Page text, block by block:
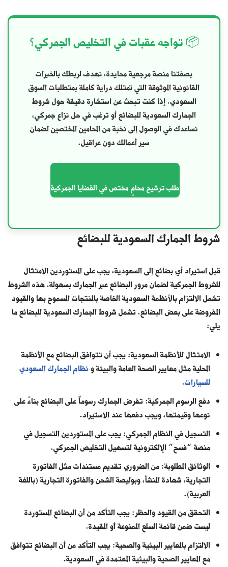
📦 تواجه عقبات في التخليص الجمركي؟
بصفتنا منصة مرجعية محايدة، نهدف لربطك بالخبرات
القانونية الموثوقة التي تمتلك دراية كاملة بمتطلبات السوق
السعودي. إذا كنت تبحث عن استشارة دقيقة حولشروط
الجمارك السعودية للبضائعأو ترغب في حل نزاع جمركي،
نساعدك في الوصول إلى نخبة من المحامين المختصين لضمان
سير أعمالك دون عراقيل.
طلب ترشيح محامٍ مختص في القضايا الجمركية
شروط الجمارك السعودية للبضائع
قبل استيراد أي بضائع إلى السعودية، يجب على المستوردين الامتثال
للشروط الجمركية لضمان مرور البضائع عبر الجمارك بسهولة. هذه الشروط
تشمل الالتزام بالأنظمة السعودية الخاصة بالمنتجات المسموح بها والقيود
المفروضة على بعض البضائع. تشمل شروط الجمارك السعودية للبضائع ما
يلي:
الامتثال للأنظمة السعودية: يجب أن تتوافق البضائع مع الأنظمة
المحلية مثل معايير الصحة العامة والبيئة ونظام الجمارك السعودي
للسيارات.
دفع الرسوم الجمركية: تفرض الجمارك رسوماً على البضائع بناءً على
نوعها وقيمتها، ويجب دفعها عند الاستيراد.
التسجيل في النظام الجمركي: يجب على المستوردين التسجيل في
منصة “فسح” الإلكترونية لتسهيل التخليص الجمركي.
الوثائق المطلوبة: من الضروري تقديم مستندات مثل الفاتورة
التجارية، شهادة المنشأ، وبوليصة الشحن والفاتورة التجارية (باللغة
العربية).
التحقق من القيود والحظر: يجب التأكد من أن البضائع المستوردة
ليست ضمن قائمة السلع الممنوعة أو المقيدة.
الالتزام بالمعايير البيئية والصحية: يجب التأكد من أن البضائع تتوافق
مع المعايير الصحية والبيئية المعتمدة في السعودية.